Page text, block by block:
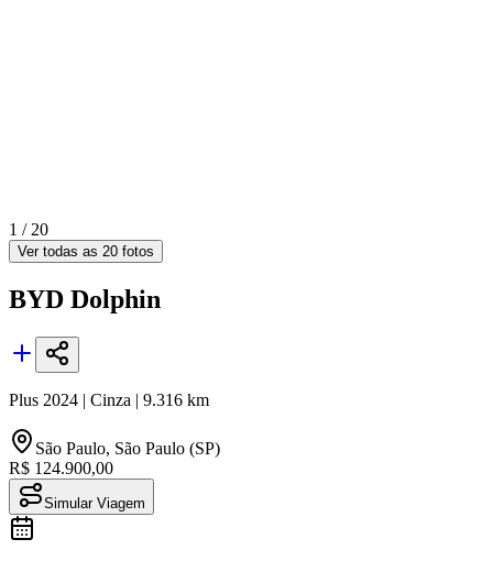
1 / 20
Ver todas as 20 fotos
BYD Dolphin
Plus 2024 | Cinza | 9.316 km
São Paulo, São Paulo (SP)
R$ 124.900,00
Simular Viagem